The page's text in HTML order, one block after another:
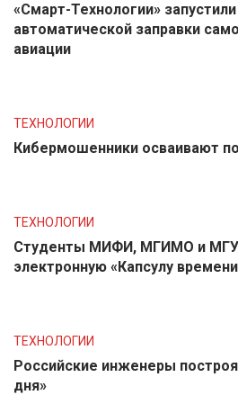
«Смарт-Технологии»
автоматической заправки
авиации
ТЕХНОЛОГИИ
Кибермошенники осваивают
ТЕХНОЛОГИИ
Студенты МИФИ, МГИМО и МГУ
электронную «Капсулу
ТЕХНОЛОГИИ
Российские инженеры
дня»